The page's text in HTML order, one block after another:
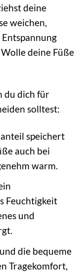
deine
weichen,
deine Füße
du dich für
solltest:
speichert
auch bei
warm.
Feuchtigkeit
und
die bequeme
Tragekomfort,